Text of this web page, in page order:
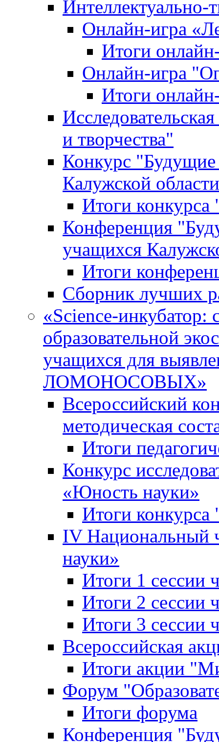
Интеллектуально-
Онлайн-игра
Итоги
Онлайн-игра
Итоги
и творчества"
Конкурс
Калужской области
Итоги
Конференция
учащихся
Итоги
Сборник лучших
«Science-инкубатор:
образовательной
учащихся для
ЛОМОНОСОВЫХ»
Всероссийский
методическая
Итоги
Конкурс
«Юность науки»
Итоги
IV
науки»
Итоги 1 сессии
Итоги 2 сессии
Итоги 3 сессии
Всероссийская
Итоги акции
Форум
Итоги форума
Конференция